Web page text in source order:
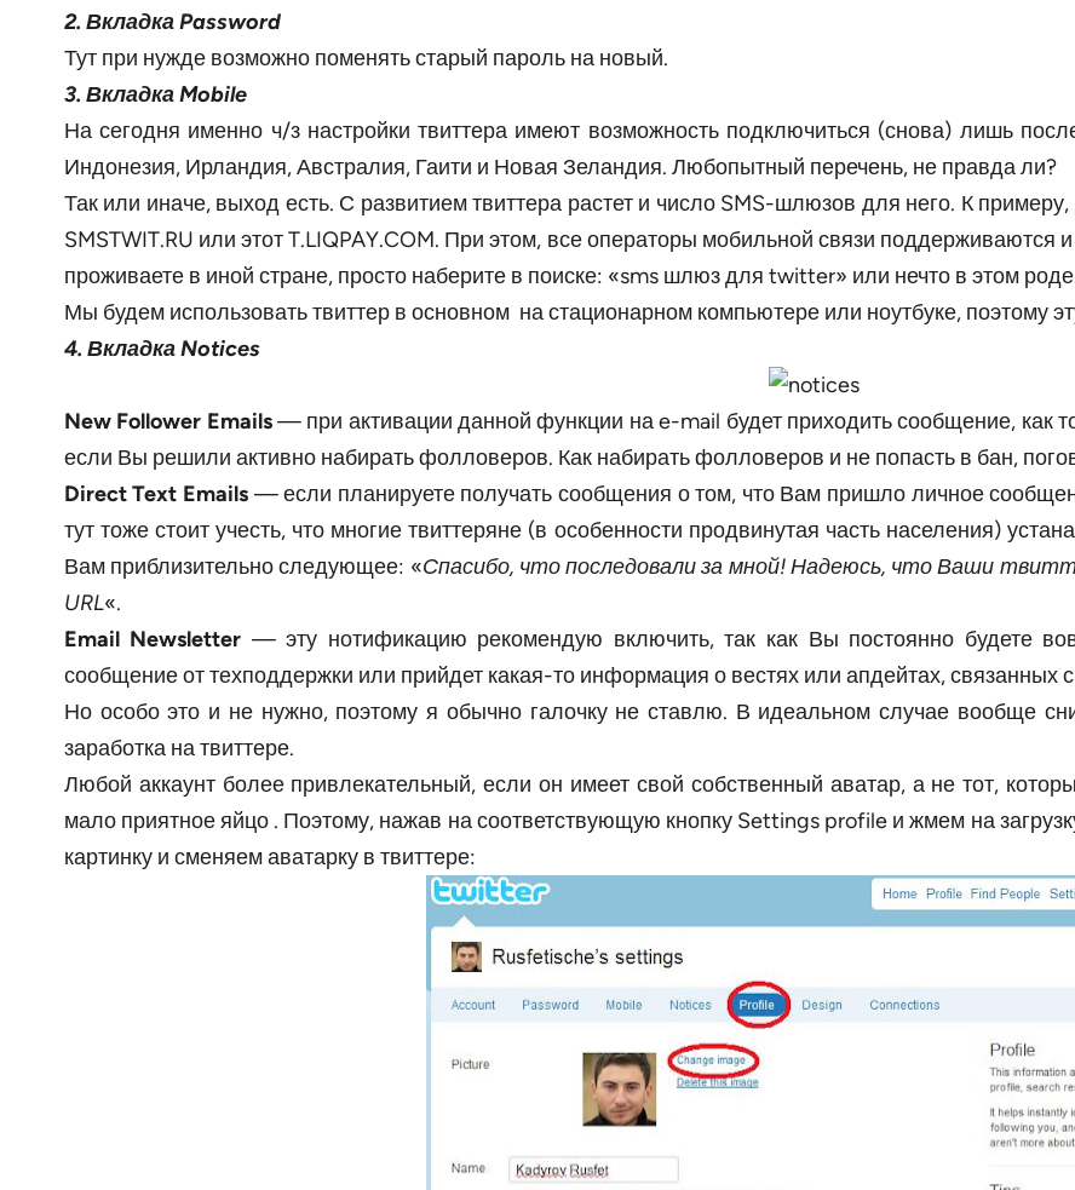
2. Вкладка Password
Тут при нужде возможно поменять старый пароль на новый.
3. Вкладка Mobile
На сегодня именно ч/з настройки твиттера имеют возможность подключиться (снова) лишь
Индонезия, Ирландия, Австралия, Гаити и Новая Зеландия. Любопытный перечень, не правда ли?
Так или иначе, выход есть. С развитием твиттера растет и число SMS-шлюзов для него. К
SMSTWIT.RU или этот T.LIQPAY.COM. При этом, все операторы мобильной связи
проживаете в иной стране, просто наберите в поиске: «sms шлюз для twitter» или нечто в этом
Мы будем использовать твиттер в основном на стационарном компьютере или ноутбуке, поэтому
4. Вкладка Notices
New Follower Emails— при активации данной функции на e-mail будет приходить сообщение, как
если Вы решили активно набирать фолловеров. Как набирать фолловеров и не попасть в бан,
Direct Text Emails — если планируете получать сообщения о том, что Вам пришло личное
тут тоже стоит учесть, что многие твиттеряне (в особенности продвинутая часть населения)
Вам приблизительно следующее: «Спасибо, что последовали за мной! Надеюсь, что Ваши
URL«.
Email Newsletter — эту нотификацию рекомендую включить, так как Вы постоянно будете
сообщение от техподдержки или прийдет какая-то информация о вестях или апдейтах, связанных с
Но особо это и не нужно, поэтому я обычно галочку не ставлю. В идеальном случае вообще
заработка на твиттере.
Любой аккаунт более привлекательный, если он имеет свой собственный аватар, а не тот,
мало приятное яйцо . Поэтому, нажав на соответствующую кнопку Settings profile и жмем на
картинку и сменяем аватарку в твиттере: